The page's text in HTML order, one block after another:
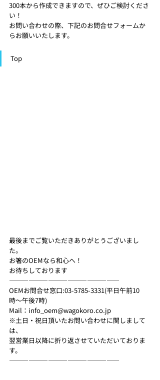
300本から作成できますので、ぜひご検討くださ
い！
お問い合わせの際、下記のお問合せフォームか
らお願いいたします。
Top
最後までご覧いただきありがとうございまし
た。
お箸のOEMなら和心へ！
お待ちしております
—————————————————
OEMお問合せ窓口:03-5785-3331(平日午前10
時〜午後7時)
Mail：info_oem@wagokoro.co.jp
※土日・祝日頂いたお問い合わせに関しまして
は、
翌営業日以降に折り返させていただいておりま
す。
—————————————————